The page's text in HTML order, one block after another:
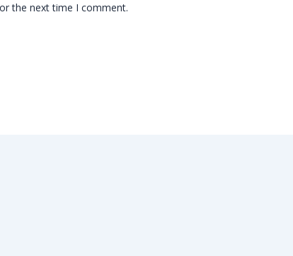
the next time I comment.